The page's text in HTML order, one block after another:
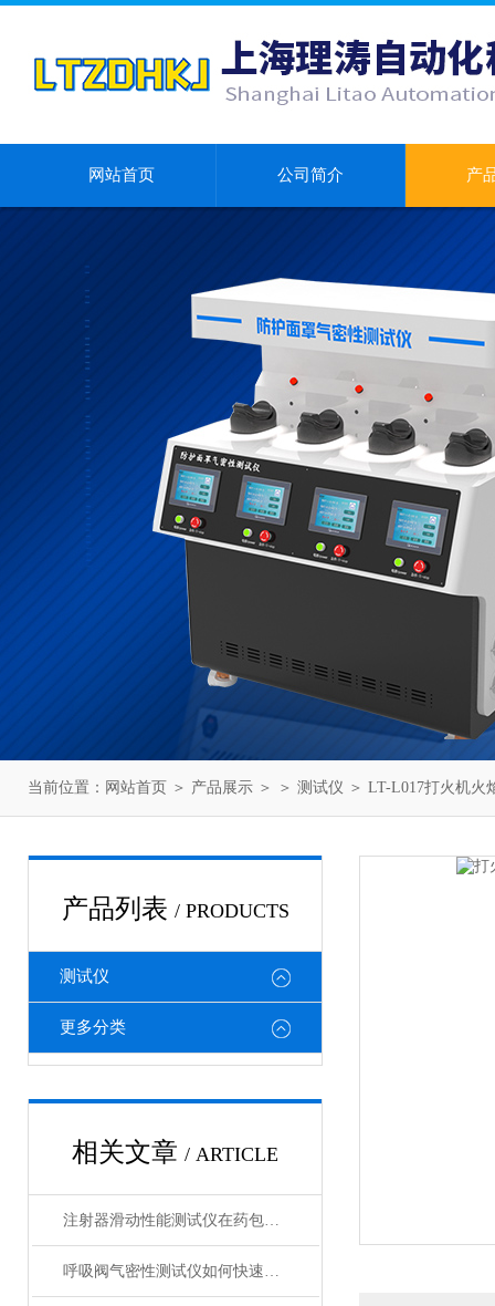
网站首页 公司简介 产
当前位置： 网站首页 ＞ 产品展示 ＞ ＞ 测试仪 ＞ LT-L017打火机火
产品列表 / PRODUCTS
测试仪
更多分类
相关文章 / ARTICLE
注射器滑动性能测试仪在药包材检测中的应用
呼吸阀气密性测试仪如何快速判断呼吸阀是否失效？